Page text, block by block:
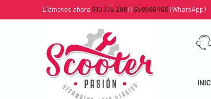
Llámenos ahora 910 375 299//658596460 (WhatsApp)